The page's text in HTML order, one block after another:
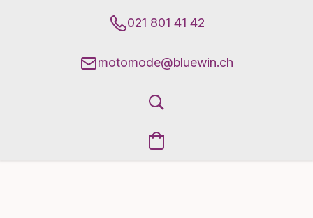
021 801 41 42
motomode@bluewin.ch